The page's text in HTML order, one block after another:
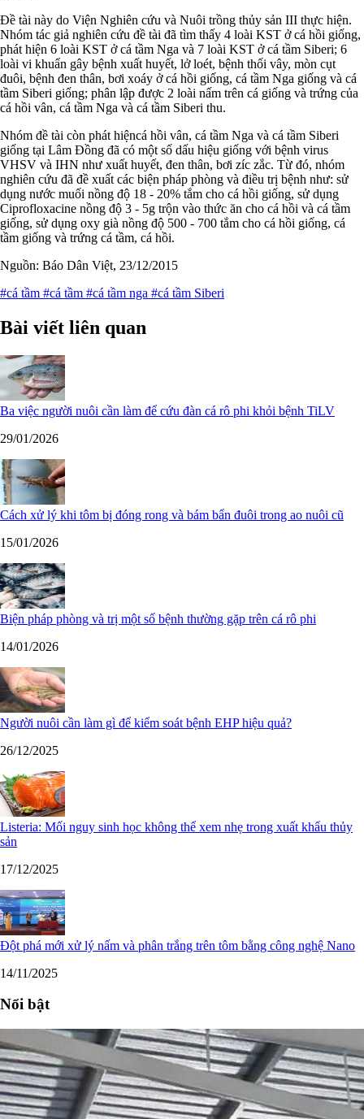
Đề tài này do Viện Nghiên cứu và Nuôi trồng thủy sản III thực hiện.
Nhóm tác giả nghiên cứu đề tài đã tìm thấy 4 loài KST ở cá hồi giống,
phát hiện 6 loài KST ở cá tầm Nga và 7 loài KST ở cá tầm Siberi; 6
loài vi khuẩn gây bệnh xuất huyết, lở loét, bệnh thối vây, mòn cụt
đuôi, bệnh đen thân, bơi xoáy ở cá hồi giống, cá tầm Nga giống và cá
tầm Siberi giống; phân lập được 2 loài nấm trên cá giống và trứng của
cá hồi vân, cá tầm Nga và cá tầm Siberi thu.
Nhóm đề tài còn phát hiệncá hồi vân, cá tầm Nga và cá tầm Siberi
giống tại Lâm Đồng đã có một số dấu hiệu giống với bệnh virus
VHSV và IHN như xuất huyết, đen thân, bơi zíc zắc. Từ đó, nhóm
nghiên cứu đã đề xuất các biện pháp phòng và điều trị bệnh như: sử
dụng nước muối nồng độ 18 - 20% tắm cho cá hồi giống, sử dụng
Ciprofloxacine nồng độ 3 - 5g trộn vào thức ăn cho cá hồi và cá tầm
giống, sử dụng oxy già nồng độ 500 - 700 tắm cho cá hồi giống, cá
tầm giống và trứng cá tầm, cá hồi.
Nguồn: Báo Dân Việt, 23/12/2015
#cá tầm #cá tầm #cá tầm nga #cá tầm Siberi
Bài viết liên quan
Ba việc người nuôi cần làm để cứu đàn cá rô phi khỏi bệnh TiLV
29/01/2026
Cách xử lý khi tôm bị đóng rong và bám bẩn đuôi trong ao nuôi cũ
15/01/2026
Biện pháp phòng và trị một số bệnh thường gặp trên cá rô phi
14/01/2026
Người nuôi cần làm gì để kiểm soát bệnh EHP hiệu quả?
26/12/2025
Listeria: Mối nguy sinh học không thể xem nhẹ trong xuất khẩu thủy
sản
17/12/2025
Đột phá mới xử lý nấm và phân trắng trên tôm bằng công nghệ Nano
14/11/2025
Nổi bật